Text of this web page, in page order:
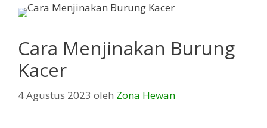
Cara Menjinakan Burung
Kacer
4 Agustus 2023 oleh Zona Hewan